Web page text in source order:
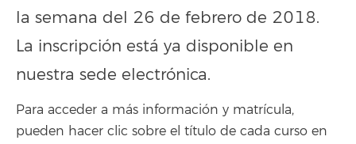
la semana del 26 de febrero de 2018.
La inscripción está ya disponible en
nuestra sede electrónica.
Para acceder a más información y matrícula,
pueden hacer clic sobre el título de cada curso en